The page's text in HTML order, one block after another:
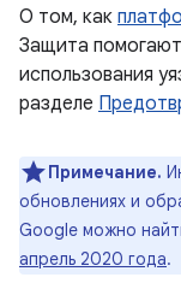
О том, как
Защита
использования
разделе
Примечание.
обновлениях и
Google можно
апрель 2020 года.